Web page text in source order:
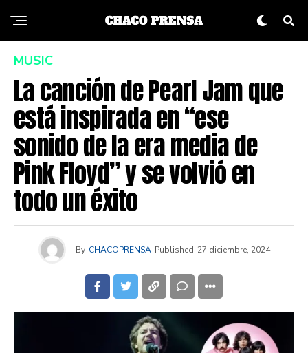
MUSIC
La canción de Pearl Jam que
está inspirada en “ese
sonido de la era media de
Pink Floyd” y se volvió en
todo un éxito
By CHACOPRENSA Published 27 diciembre, 2024